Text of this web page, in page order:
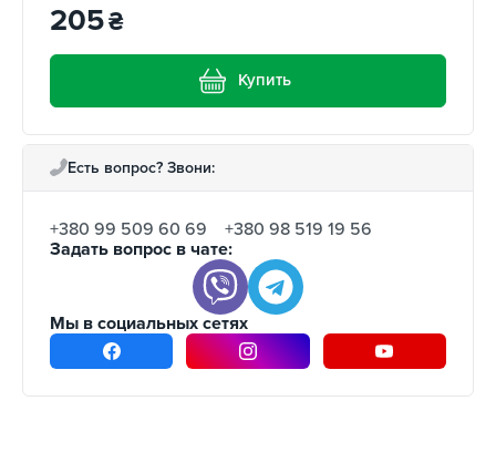
205₴
Купить
Есть вопрос? Звони:
+380 99 509 60 69
+380 98 519 19 56
Задать вопрос в чате:
Мы в социальных сетях